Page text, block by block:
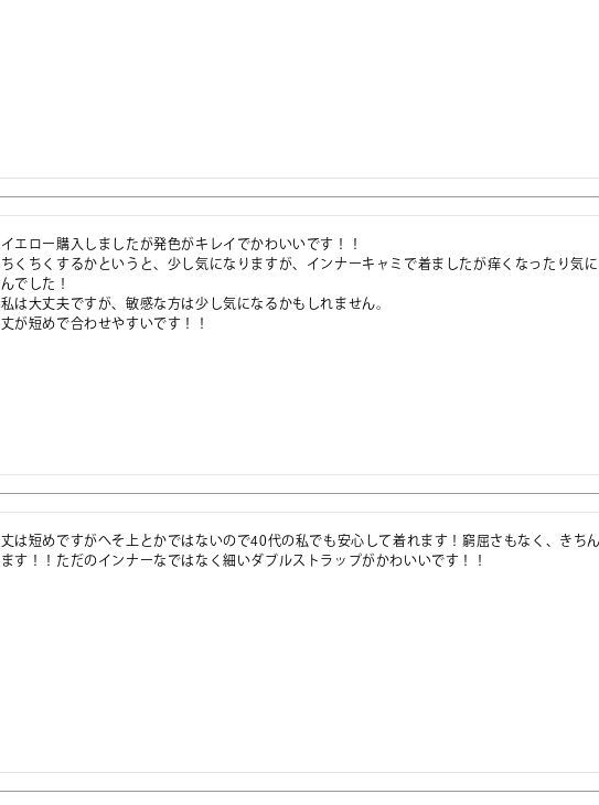
イエロー購入しましたが発色がキレイでかわいいです！！
ちくちくするかというと、少し気になりますが、インナーキャミで着ましたが痒くなったり気
んでした！
私は大丈夫ですが、敏感な方は少し気になるかもしれません。
丈が短めで合わせやすいです！！
丈は短めですがへそ上とかではないので40代の私でも安心して着れます！窮屈さもなく、きち
ます！！ただのインナーなではなく細いダブルストラップがかわいいです！！